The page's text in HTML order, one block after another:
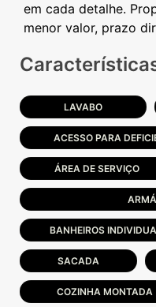
em cada detalhe.
LAVABO
ACESSO PARA
ÁREA DE SERVIÇO
BANHEIROS
SACADA
COZINHA MONTADA